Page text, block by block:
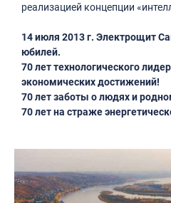
реализацией концепции
14 июля 2013 г. Электрощит
юбилей.
70 лет технологического
экономических достижений!
70 лет заботы о людях и
70 лет на страже